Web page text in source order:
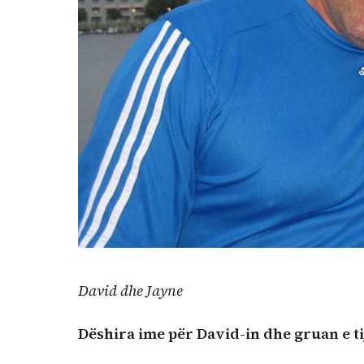
David dhe Jayne
Dëshira ime për David-in dhe gruan e